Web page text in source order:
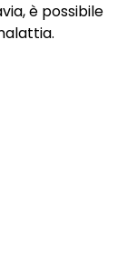
è possibile